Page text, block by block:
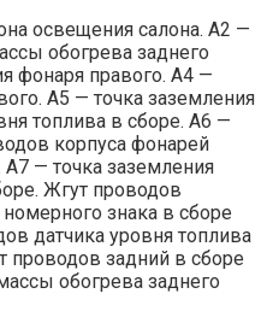
освещения салона. А2 —
обогрева заднего
фонаря правого. А4 —
А5 — точка заземления
топлива в сборе. А6 —
корпуса фонарей
— точка заземления
Жгут проводов
знака в сборе
датчика уровня топлива
проводов задний в сборе
обогрева заднего